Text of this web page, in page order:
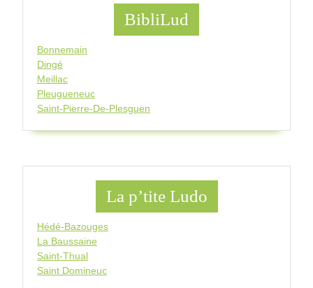
BibliLud
Bonnemain
Dingé
Meillac
Pleugueneuc
Saint-Pierre-De-Plesguen
La p’tite Ludo
Hédé-Bazouges
La Baussaine
Saint-Thual
Saint Domineuc